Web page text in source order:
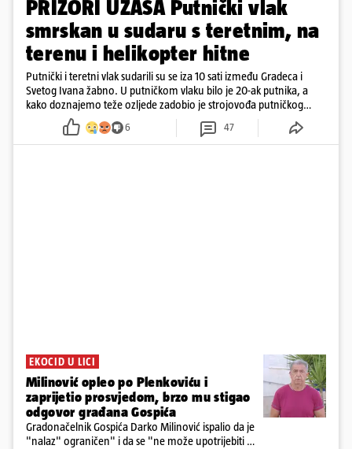
PRIZORI UŽASA Putnički vlak
smrskan u sudaru s teretnim, na
terenu i helikopter hitne
Putnički i teretni vlak sudarili su se iza 10 sati između Gradeca i
Svetog Ivana žabno. U putničkom vlaku bilo je 20-ak putnika, a
kako doznajemo teže ozljede zadobio je strojovođa putničkog
vlaka. Zatvoren je promet, a fotoreporteri Prigorskog objavili su
prve snimke s mjesta sudara
6 47
EKOCID U LICI
Milinović opleo po Plenkoviću i
zaprijetio prosvjedom, brzo mu stigao
odgovor građana Gospića
Gradonačelnik Gospića Darko Milinović ispalio da je
"nalaz" ograničen" i da se "ne može upotrijebiti za